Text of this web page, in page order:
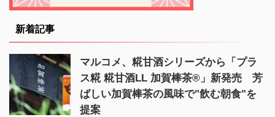
新着記事
マルコメ、糀甘酒シリーズから「プラ
ス糀 糀甘酒LL 加賀棒茶®」新発売 芳
ばしい加賀棒茶の風味で"飲む朝食"を
提案